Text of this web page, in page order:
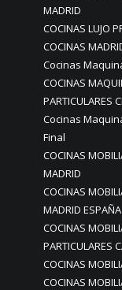
MADRID
COCINAS LUJO
COCINAS
Cocinas
COCINAS
PARTICULARES
Cocinas
Final
COCINAS
MADRID
COCINAS
MADRID ESPAÑA
COCINAS
PARTICULARES
COCINAS
COCINAS